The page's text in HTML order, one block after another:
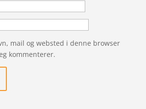
mail og websted i denne browser
kommenterer.